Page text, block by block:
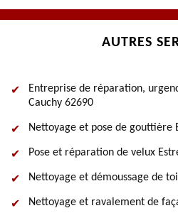
AUTRES
Entreprise de réparation,
Cauchy 62690
Nettoyage et pose de gouttière
Pose et réparation de velux
Nettoyage et démoussage de
Nettoyage et ravalement de